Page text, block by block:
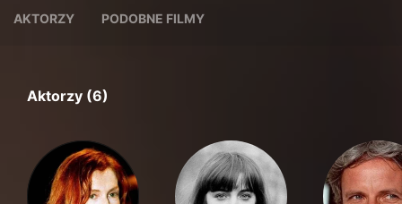
AKTORZY PODOBNE FILMY
Aktorzy (6)